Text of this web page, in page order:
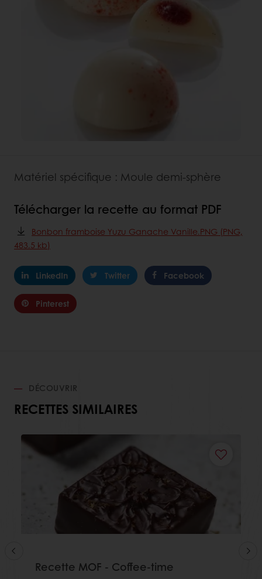
Matériel spécifique : Moule demi-sphère
Télécharger la recette au format PDF
Bonbon framboise Yuzu Ganache Vanille.PNG (PNG,
483.5 kb)
LinkedIn Twitter Facebook
Pinterest
DÉCOUVRIR
RECETTES SIMILAIRES
Recette MOF - Coffee-time